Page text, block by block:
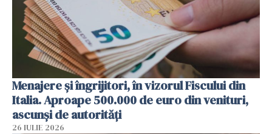
Menajere și îngrijitori, în vizorul Fiscului din
Italia. Aproape 500.000 de euro din venituri,
ascunși de autorități
26 IULIE 2026